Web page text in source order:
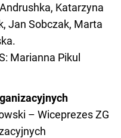
Katarzyna
Jan Sobczak, Marta
Marianna Pikul
– Wiceprezes ZG